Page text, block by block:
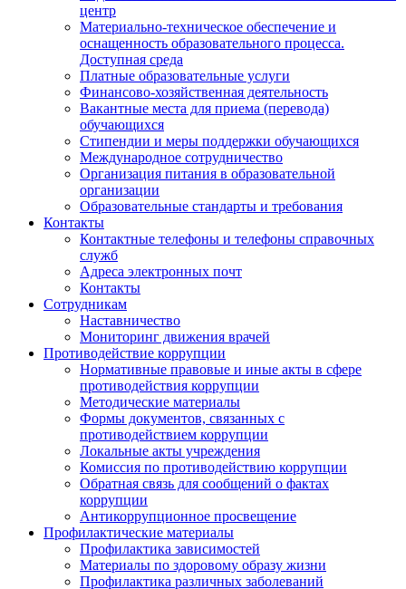
центр
Материально-техническое обеспечение и
оснащенность образовательного процесса.
Доступная среда
Платные образовательные услуги
Финансово-хозяйственная деятельность
Вакантные места для приема (перевода)
обучающихся
Стипендии и меры поддержки обучающихся
Международное сотрудничество
Организация питания в образовательной
организации
Образовательные стандарты и требования
Контакты
Контактные телефоны и телефоны справочных
служб
Адреса электронных почт
Контакты
Сотрудникам
Наставничество
Мониторинг движения врачей
Противодействие коррупции
Нормативные правовые и иные акты в сфере
противодействия коррупции
Методические материалы
Формы документов, связанных с
противодействием коррупции
Локальные акты учреждения
Комиссия по противодействию коррупции
Обратная связь для сообщений о фактах
коррупции
Антикоррупционное просвещение
Профилактические материалы
Профилактика зависимостей
Материалы по здоровому образу жизни
Профилактика различных заболеваний